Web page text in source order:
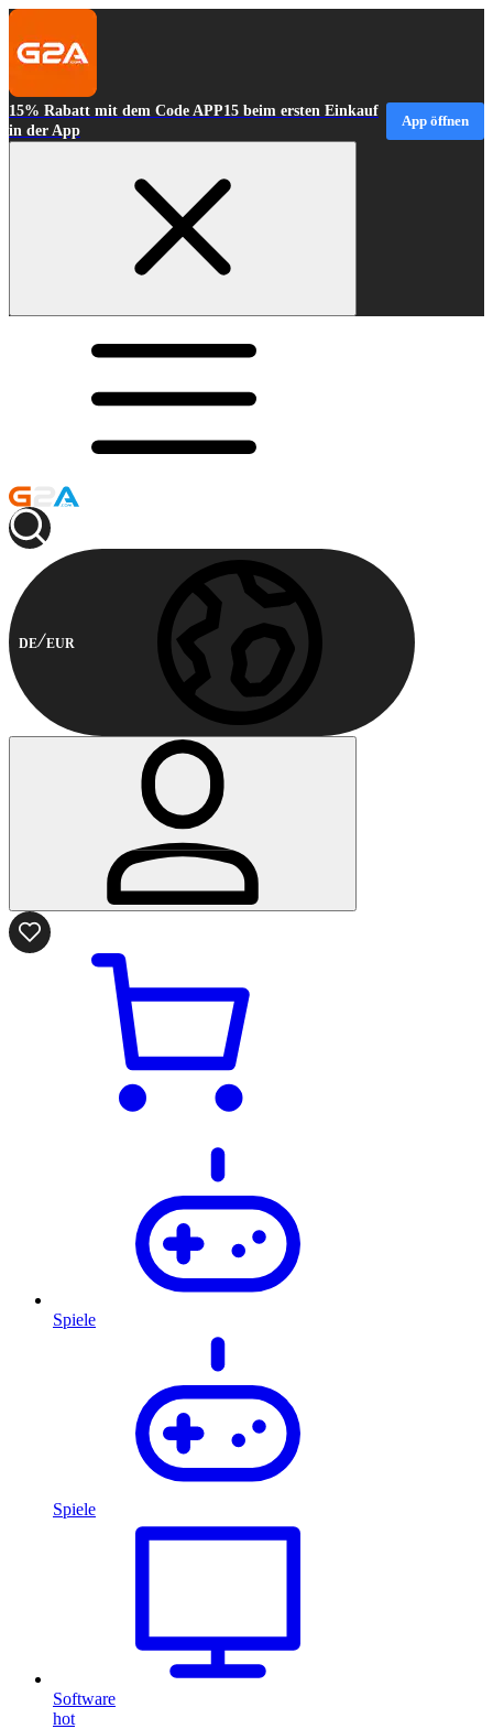
15% Rabatt mit dem Code APP15 beim ersten Einkauf
in der App
App öffnen
DE EUR
Spiele
Spiele
Software
hot